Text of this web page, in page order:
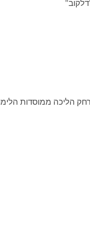
הליכה ממוסדות